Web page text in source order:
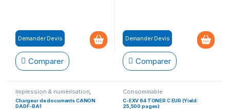
Demander Devis
Comparer
Demander Devis
Comparer
Impression & numérisation,
Accessoires
Chargeur de documents CANON
DADF-BA1
Consommable
C-EXV 64 TONER C EUR (Yield:
25,500 pages)